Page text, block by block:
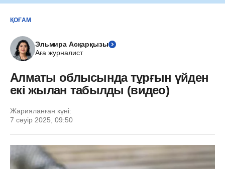
ҚОҒАМ
Эльмира Асқарқызы
Аға журналист
Алматы облысында тұрғын үйден
екі жылан табылды (видео)
Жарияланған күні:
7 сәуір 2025, 09:50